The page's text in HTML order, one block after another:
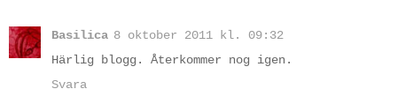
Basilica 8 oktober 2011 kl. 09:32
Härlig blogg. Återkommer nog igen.
Svara